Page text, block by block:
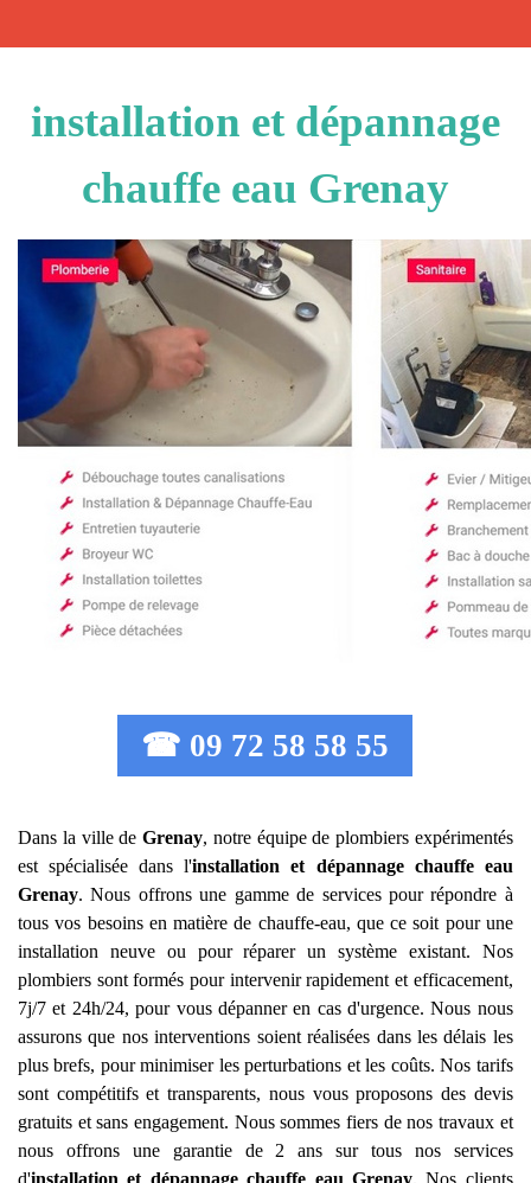
installation et dépannage
chauffe eau Grenay
☎ 09 72 58 58 55
Dans la ville de Grenay, notre équipe de plombiers expérimentés
est spécialisée dans l'installation et dépannage chauffe eau
Grenay. Nous offrons une gamme de services pour répondre à
tous vos besoins en matière de chauffe-eau, que ce soit pour une
installation neuve ou pour réparer un système existant. Nos
plombiers sont formés pour intervenir rapidement et efficacement,
7j/7 et 24h/24, pour vous dépanner en cas d'urgence. Nous nous
assurons que nos interventions soient réalisées dans les délais les
plus brefs, pour minimiser les perturbations et les coûts. Nos tarifs
sont compétitifs et transparents, nous vous proposons des devis
gratuits et sans engagement. Nous sommes fiers de nos travaux et
nous offrons une garantie de 2 ans sur tous nos services
d'installation et dépannage chauffe eau Grenay. Nos clients